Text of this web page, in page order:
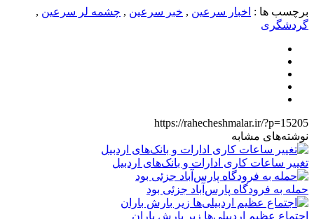
برچسب ها : اخبار سرعین , خبر سرعین , چشمه لر سرعین ,
گردشگری
https://rahecheshmalar.ir/?p=15205
نوشته‌های مشابه
تغییر ساعات کاری ادارات و بانک‌های اردبیل
حمله به فرودگاه پارس‌‌آباد جزئی بود
اجتماع عظیم اردبیلی‌ها زیر بارش باران